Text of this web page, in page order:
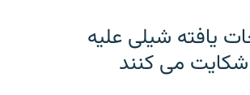
یافته شیلی علیه
می کنند